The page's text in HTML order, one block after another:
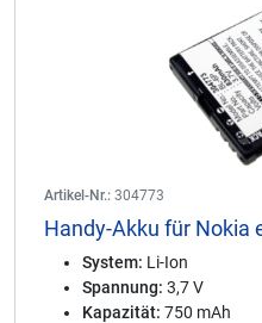
Artikel-Nr.: 304773
Handy-Akku für Nokia
System: Li-Ion
Spannung: 3,7 V
Kapazität: 750 mAh